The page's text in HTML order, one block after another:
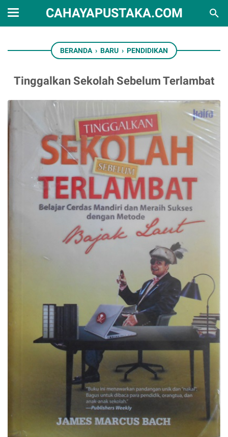
CAHAYAPUSTAKA.COM
BERANDA › BARU › PENDIDIKAN
Tinggalkan Sekolah Sebelum Terlambat